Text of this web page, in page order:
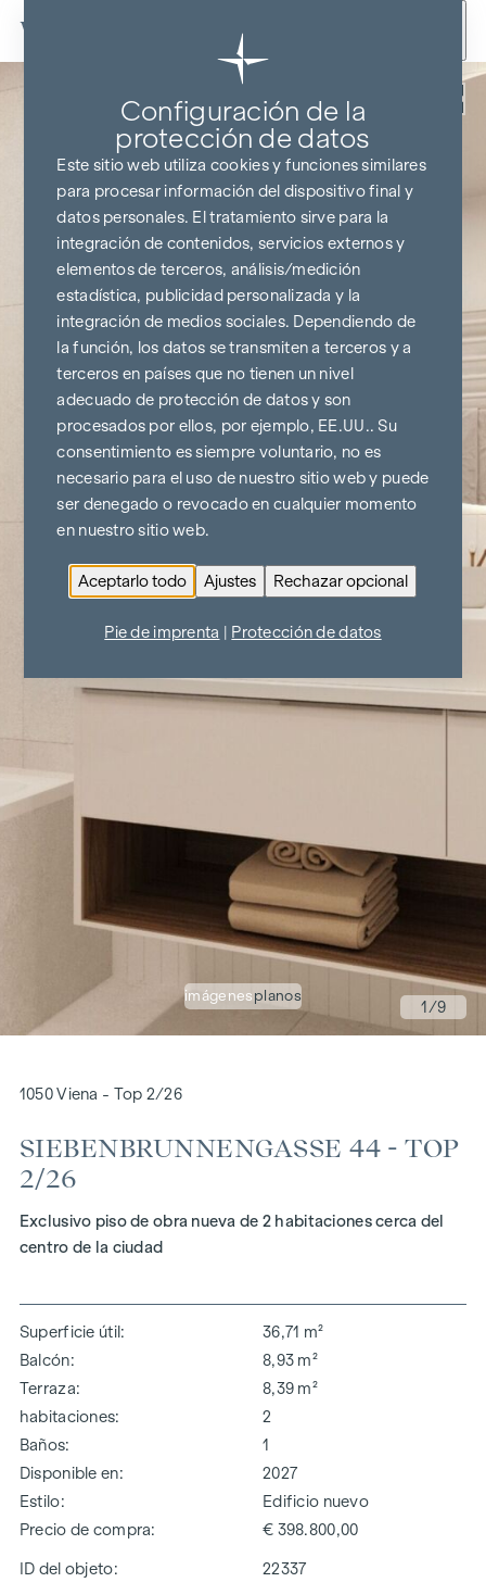
Ir al contenido
imágenes planos
1/9
1050 Viena - Top 2/26
SIEBENBRUNNENGASSE 44 - TOP
2/26
Exclusivo piso de obra nueva de 2 habitaciones cerca del
centro de la ciudad
Superficie útil
36,71 m²
Balcón
8,93 m²
Terraza
8,39 m²
habitaciones
2
Baños
1
Disponible en
2027
Estilo
Edificio nuevo
Precio de compra
€ 398.800,00
ID del objeto: 22337
Configuración de la
protección de datos
Este sitio web utiliza cookies y funciones similares
para procesar información del dispositivo final y
datos personales. El tratamiento sirve para la
integración de contenidos, servicios externos y
elementos de terceros, análisis/medición
estadística, publicidad personalizada y la
integración de medios sociales. Dependiendo de
la función, los datos se transmiten a terceros y a
terceros en países que no tienen un nivel
adecuado de protección de datos y son
procesados por ellos, por ejemplo, EE.UU.. Su
consentimiento es siempre voluntario, no es
necesario para el uso de nuestro sitio web y puede
ser denegado o revocado en cualquier momento
en nuestro sitio web.
Aceptarlo todo Ajustes Rechazar opcional
Pie de imprenta Protección de datos